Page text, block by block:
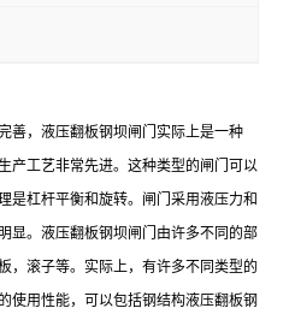
善，液压翻板钢坝闸门实际上是一种
产工艺非常先进。这种类型的闸门可以
是杠杆平衡和旋转。闸门采用液压力和
显。液压翻板钢坝闸门由许多不同的部
，滚子等。实际上，有许多不同类型的
使用性能，可以包括钢结构液压翻板钢